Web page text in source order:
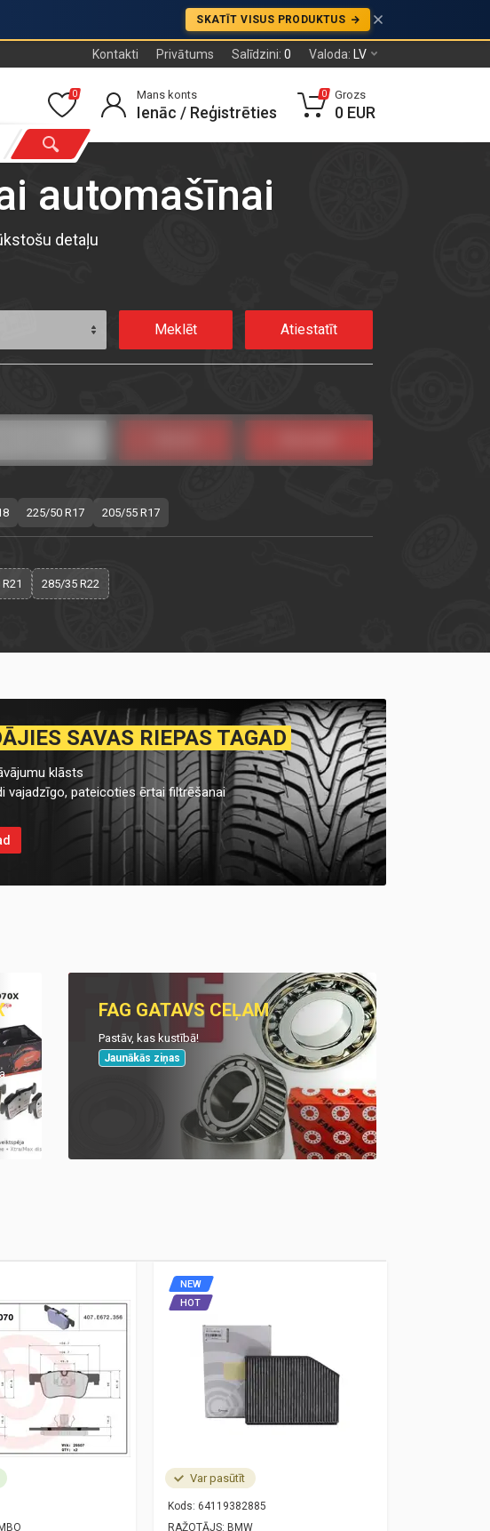
SKATĪT VISUS PRODUKTUS
Kontakti Privātums Salīdzini: 0 Valoda: LV
0 Mans konts
Ienāc / Reģistrēties
0 Grozs
0 EUR
automašīnai
detaļu
225/50 R17 205/55 R17
285/35 R22
SAVAS RIEPAS TAGAD
klāsts
vajadzīgo, pateicoties ērtai filtrēšanai
FAG GATAVS CEĻAM
Pastāv, kas kustībā!
Jaunākās ziņas
Var pasūtīt
Kods: 64119382885
RAŽOTĀJS: BMW
NEW
HOT